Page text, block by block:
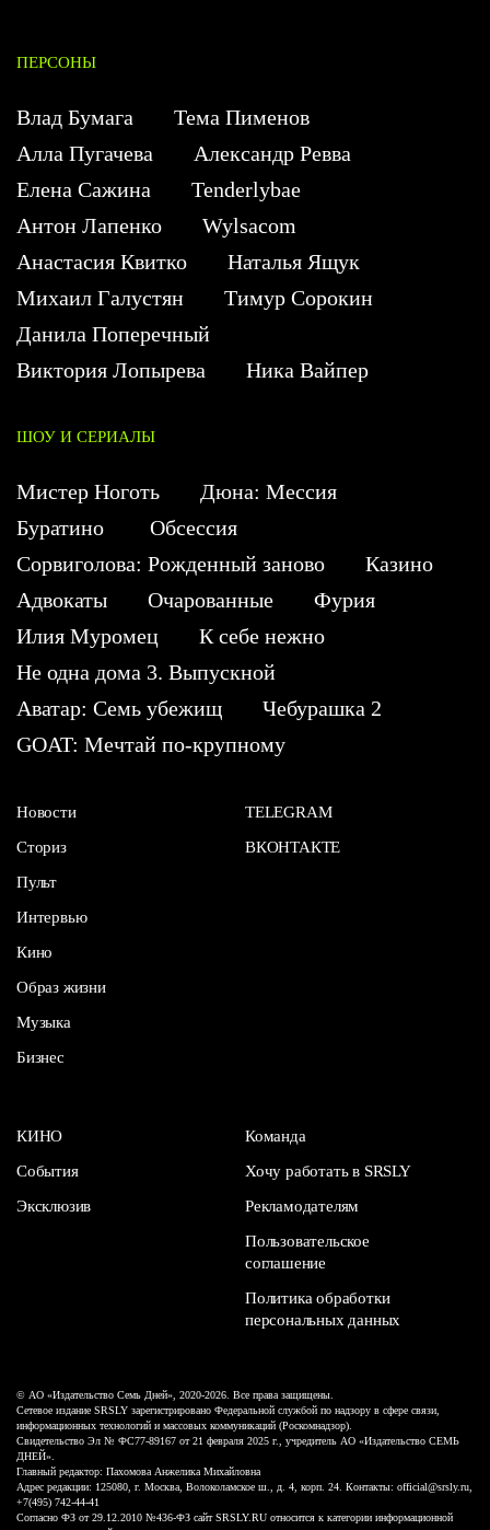
ПЕРСОНЫ
Влад Бумага
Тема Пименов
Алла Пугачева
Александр Ревва
Елена Сажина
Tenderlybae
Антон Лапенко
Wylsacom
Анастасия Квитко
Наталья Ящук
Михаил Галустян
Тимур Сорокин
Данила Поперечный
Виктория Лопырева
Ника Вайпер
ШОУ И СЕРИАЛЫ
Мистер Ноготь
Дюна: Мессия
Буратино
Обсессия
Сорвиголова: Рожденный заново
Казино
Адвокаты
Очарованные
Фурия
Илия Муромец
К себе нежно
Не одна дома 3. Выпускной
Аватар: Семь убежищ
Чебурашка 2
GOAT: Мечтай по-крупному
Новости
Сториз
Пульт
Интервью
Кино
Образ жизни
Музыка
Бизнес
TELEGRAM
ВКОНТАКТЕ
КИНО
События
Эксклюзив
Команда
Хочу работать в SRSLY
Рекламодателям
Пользовательское
соглашение
Политика обработки
персональных данных
© АО «Издательство Семь Дней», 2020-2026. Все права защищены.
Сетевое издание SRSLY зарегистрировано Федеральной службой по надзору в сфере связи,
информационных технологий и массовых коммуникаций (Роскомнадзор).
Свидетельство Эл № ФС77-89167 от 21 февраля 2025 г., учредитель АО «Издательство СЕМЬ
ДНЕЙ».
Главный редактор: Пахомова Анжелика Михайловна
Адрес редакции: 125080, г. Москва, Волоколамское ш., д. 4, корп. 24. Контакты: official@srsly.ru,
+7(495) 742-44-41
Согласно ФЗ от 29.12.2010 №436-ФЗ сайт SRSLY.RU относится к категории информационной